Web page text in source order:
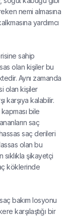
nemi almasına
yardımcı
sahip
olan kişiler bu
Aynı zamanda
olan kişiler
karşıya kalabilir.
bile
saç
saç derileri
olan bu
sıklıkla şikayetçi
köklerinde
bakım losyonu
karşılaştığı bir